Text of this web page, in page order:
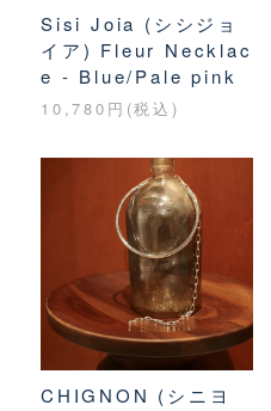
Sisi Joia (シシジョ
イア) Fleur Necklac
e - Blue/Pale pink
10,780円(税込)
CHIGNON (シニヨ